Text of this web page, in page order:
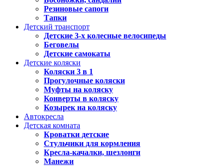
Резиновые сапоги
Тапки
Детский транспорт
Детские 3-х колесные велосипеды
Беговелы
Детские самокаты
Детские коляски
Коляски 3 в 1
Прогулочные коляски
Муфты на коляску
Конверты в коляску
Козырек на коляску
Автокресла
Детская комната
Кроватки детские
Стульчики для кормления
Кресла-качалки, шезлонги
Манежи